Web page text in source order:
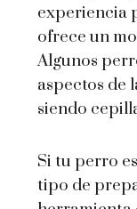
experiencia
ofrece un
Algunos
aspectos de
siendo
Si tu perro
tipo de